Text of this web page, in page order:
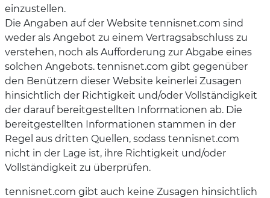
einzustellen.
Die Angaben auf der Website tennisnet.com sind
weder als Angebot zu einem Vertragsabschluss zu
verstehen, noch als Aufforderung zur Abgabe eines
solchen Angebots. tennisnet.com gibt gegenüber
den Benützern dieser Website keinerlei Zusagen
hinsichtlich der Richtigkeit und/oder Vollständigkeit
der darauf bereitgestellten Informationen ab. Die
bereitgestellten Informationen stammen in der
Regel aus dritten Quellen, sodass tennisnet.com
nicht in der Lage ist, ihre Richtigkeit und/oder
Vollständigkeit zu überprüfen.
tennisnet.com gibt auch keine Zusagen hinsichtlich